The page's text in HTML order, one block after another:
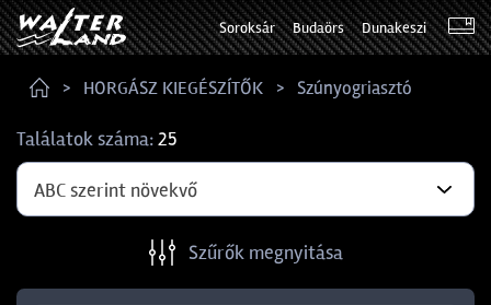
Soroksár Budaörs Dunakeszi
HORGÁSZ KIEGÉSZÍTŐK Szúnyogriasztó
Találatok száma:25
ABC szerint növekvő
Szűrők megnyitása